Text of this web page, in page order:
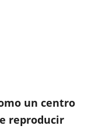
un centro
reproducir